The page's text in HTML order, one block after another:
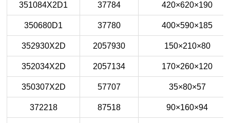
351084X2D1 37784 420×620×190
350680D1 37780 400×590×185
352930X2D 2057930 150×210×80
352034X2D 2057134 170×260×120
350307X2D 57707 35×80×57
372218 87518 90×160×94